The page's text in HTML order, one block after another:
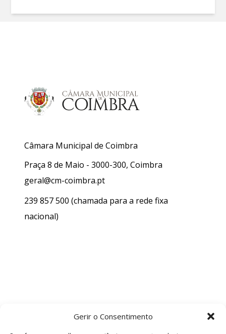
Gerir o Consentimento
Câmara Municipal de Coimbra
Praça 8 de Maio - 3000-300, Coimbra
geral@cm-coimbra.pt
239 857 500 (chamada para a rede fixa
nacional)